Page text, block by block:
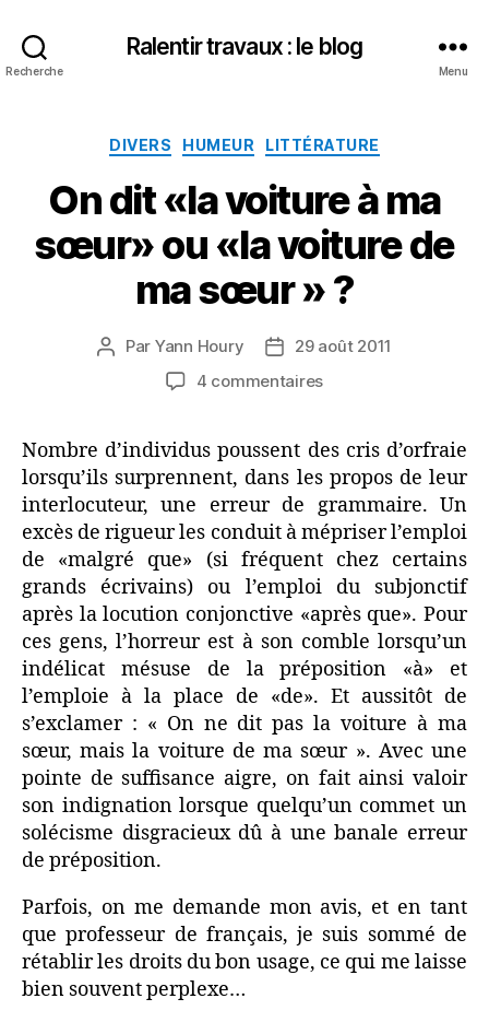
Recherche
Ralentir travaux : le blog
Menu
Catégories
DIVERS HUMEUR LITTÉRATURE
On dit «la voiture à ma
sœur» ou «la voiture de
ma sœur » ?
Auteur
Par Yann Houry
Date29 août 2011
4 commentairessur
«la
voiture
à
ma
sœur»
ou
«la
voiture
de
ma
sœur
»
Nombre d’individus poussent des cris d’orfraie
lorsqu’ils surprennent, dans les propos de leur
interlocuteur, une erreur de grammaire. Un
excès de rigueur les conduit à mépriser l’emploi
de «malgré que» (si fréquent chez certains
grands écrivains) ou l’emploi du subjonctif
après la locution conjonctive «après que». Pour
ces gens, l’horreur est à son comble lorsqu’un
indélicat mésuse de la préposition «à» et
l’emploie à la place de «de». Et aussitôt de
s’exclamer : « On ne dit pas la voiture à ma
sœur, mais la voiture de ma sœur ». Avec une
pointe de suffisance aigre, on fait ainsi valoir
son indignation lorsque quelqu’un commet un
solécisme disgracieux dû à une banale erreur
de préposition.
Parfois, on me demande mon avis, et en tant
que professeur de français, je suis sommé de
rétablir les droits du bon usage, ce qui me laisse
bien souvent perplexe…